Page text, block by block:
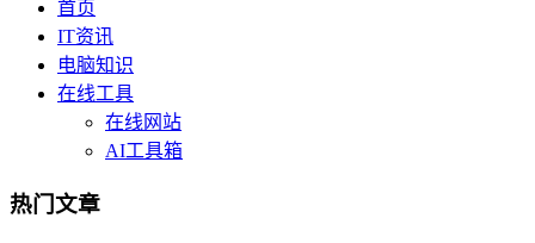
首页
IT资讯
电脑知识
在线工具
在线网站
AI工具箱
热门文章